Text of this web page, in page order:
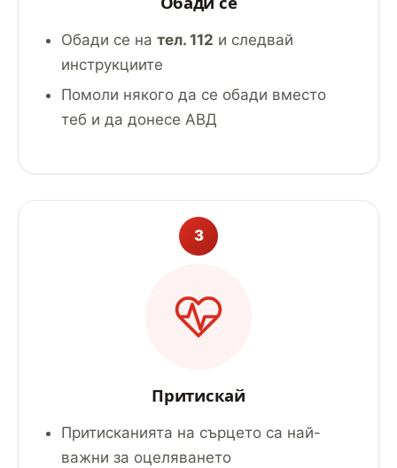
Обади се на тел. 112 и следвай
инструкциите
Помоли някого да се обади вместо
теб и да донесе АВД
3
Притискай
Притисканията на сърцето са най-
важни за оцеляването